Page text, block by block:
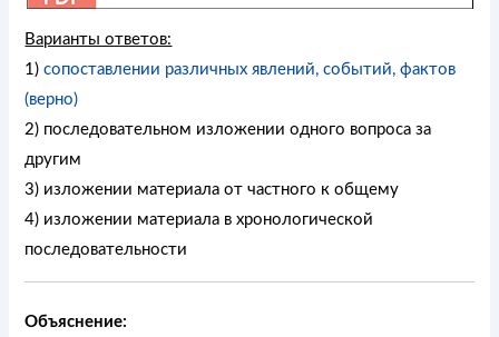
Варианты ответов:
1)сопоставлении различных явлений, событий, фактов
(верно)
2) последовательном изложении одного вопроса за
другим
3) изложении материала от частного к общему
4) изложении материала в хронологической
последовательности
Объяснение: